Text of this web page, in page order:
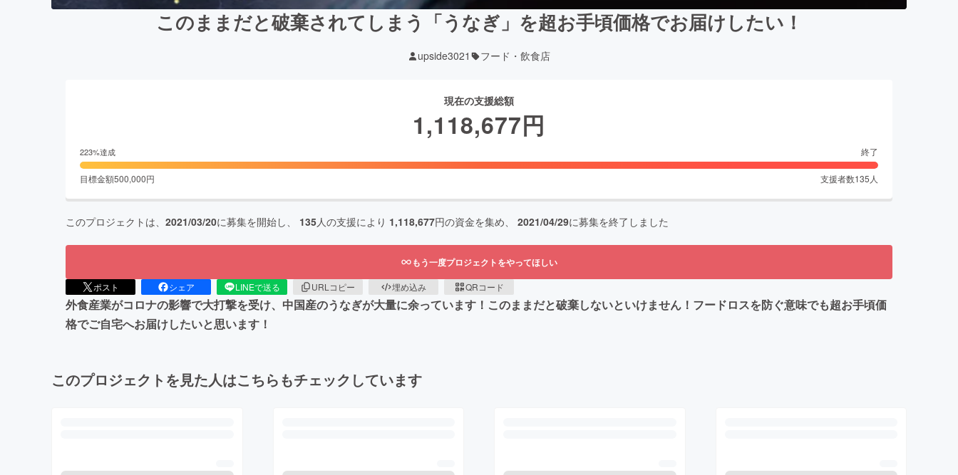
このままだと破棄されてしまう「うなぎ」を超お手頃価格でお届けしたい！
upside3021 フード・飲食店
現在の支援総額
1,118,677円
223%達成 終了
目標金額500,000円 支援者数135 人
このプロジェクトは、 2021/03/20に募集を開始し、 135人の支援により 1,118,677円の資金を集め、 2021/04/29に募集を終了しました
もう一度プロジェクトをやってほしい
ポスト シェア LINEで送る URLコピー 埋め込み QRコード
外食産業がコロナの影響で大打撃を受け、中国産のうなぎが大量に余っています！このままだと破棄しないといけません！フードロスを防ぐ意味でも超お手頃価
格でご自宅へお届けしたいと思います！
このプロジェクトを見た人はこちらもチェックしています